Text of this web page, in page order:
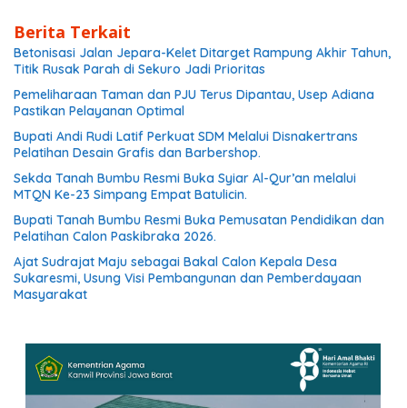
Berita Terkait
Betonisasi Jalan Jepara-Kelet Ditarget Rampung Akhir Tahun,
Titik Rusak Parah di Sekuro Jadi Prioritas
Pemeliharaan Taman dan PJU Terus Dipantau, Usep Adiana
Pastikan Pelayanan Optimal
Bupati Andi Rudi Latif Perkuat SDM Melalui Disnakertrans
Pelatihan Desain Grafis dan Barbershop.
Sekda Tanah Bumbu Resmi Buka Syiar Al-Qur’an melalui
MTQN Ke-23 Simpang Empat Batulicin.
Bupati Tanah Bumbu Resmi Buka Pemusatan Pendidikan dan
Pelatihan Calon Paskibraka 2026.
Ajat Sudrajat Maju sebagai Bakal Calon Kepala Desa
Sukaresmi, Usung Visi Pembangunan dan Pemberdayaan
Masyarakat